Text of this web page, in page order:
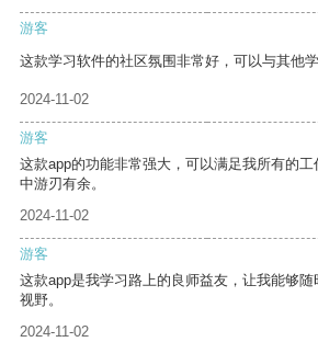
游客
这款学习软件的社区氛围非常好，可以与其他
2024-11-02
游客
这款app的功能非常强大，可以满足我所有的
中游刃有余。
2024-11-02
游客
这款app是我学习路上的良师益友，让我能够
视野。
2024-11-02